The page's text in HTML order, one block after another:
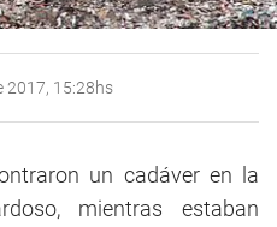
2017, 15:28hs
un cadáver en la
mientras estaban